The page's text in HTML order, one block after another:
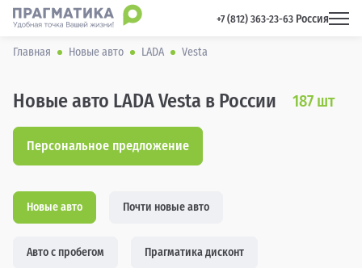
+7 (812) 363-23-63 Россия
Главная Новые авто LADA Vesta
Новые авто LADA Vesta в России 187 шт
Персональное предложение
Новые авто Почти новые авто
Авто с пробегом Прагматика дисконт